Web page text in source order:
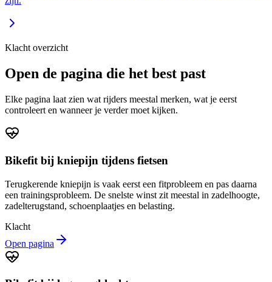
Klacht overzicht
Open de pagina die het best past
Elke pagina laat zien wat rijders meestal merken, wat je eerst
controleert en wanneer je verder moet kijken.
Bikefit bij kniepijn tijdens fietsen
Terugkerende kniepijn is vaak eerst een fitprobleem en pas daarna
een trainingsprobleem. De snelste winst zit meestal in zadelhoogte,
zadelterugstand, schoenplaatjes en belasting.
Klacht
Open pagina